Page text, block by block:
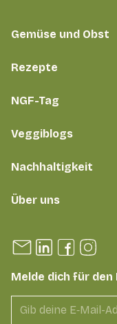
Gemüse und Obst
Rezepte
NGF-Tag
Veggiblogs
Nachhaltigkeit
Über uns
Melde dich für